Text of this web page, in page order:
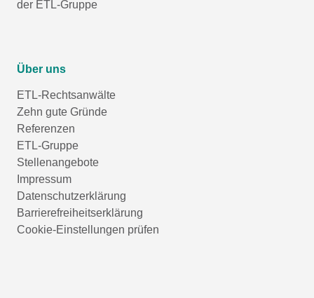
der ETL-Gruppe
Über uns
ETL-Rechtsanwälte
Zehn gute Gründe
Referenzen
ETL-Gruppe
Stellenangebote
Impressum
Datenschutzerklärung
Barrierefreiheitserklärung
Cookie-Einstellungen prüfen